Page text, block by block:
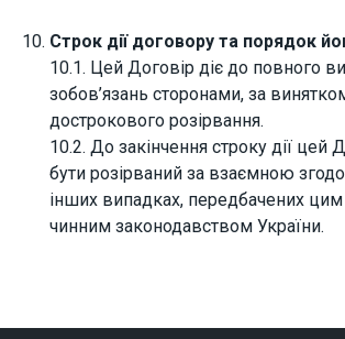
Строк дії договору та порядок
10.1. Цей Договір діє до повного
зобов’язань сторонами, за
дострокового розірвання.
10.2. До закінчення строку дії цей
бути розірваний за взаємною
інших випадках, передбачених
чинним законодавством України.